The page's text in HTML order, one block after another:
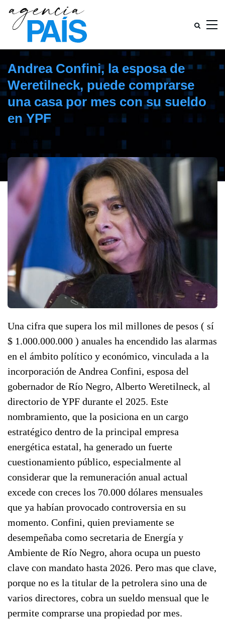
Andrea Confini, la esposa de
Weretilneck, puede comprarse
una casa por mes con su sueldo
en YPF
marzo 5, 2026
Una cifra que supera los mil millones de pesos ( sí
$ 1.000.000.000 ) anuales ha encendido las alarmas
en el ámbito político y económico, vinculada a la
incorporación de Andrea Confini, esposa del
gobernador de Río Negro, Alberto Weretilneck, al
directorio de YPF durante el 2025. Este
nombramiento, que la posiciona en un cargo
estratégico dentro de la principal empresa
energética estatal, ha generado un fuerte
cuestionamiento público, especialmente al
considerar que la remuneración anual actual
excede con creces los 70.000 dólares mensuales
que ya habían provocado controversia en su
momento. Confini, quien previamente se
desempeñaba como secretaria de Energía y
Ambiente de Río Negro, ahora ocupa un puesto
clave con mandato hasta 2026. Pero mas que clave,
porque no es la titular de la petrolera sino una de
varios directores, cobra un sueldo mensual que le
permite comprarse una propiedad por mes.